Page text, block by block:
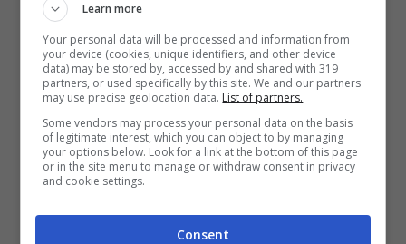
internamente di provvedere, sono stati
coinvolti i vertici dell’Eurovision“. Ha
dichiarato Simona Martorelli, la direttrice Rai
Relazioni Internazionali, rispondendo a
quanto domandato dai giornalisti in merito a
quello che è stato diffuso sulla esibizione di
Angelina Mango all’Eurovision Song Contest
Learn more
Your personal data will be processed and information from
your device (cookies, unique identifiers, and other device
data) may be stored by, accessed by and shared with 319
partners, or used specifically by this site. We and our partners
may use precise geolocation data. List of partners.
Some vendors may process your personal data on the basis
of legitimate interest, which you can object to by managing
your options below. Look for a link at the bottom of this page
or in the site menu to manage or withdraw consent in privacy
and cookie settings.
Consent